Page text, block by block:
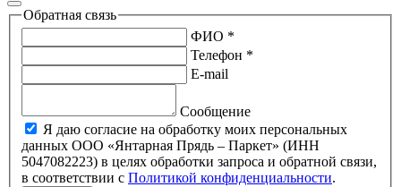
Обратная связь
ФИО *
Телефон *
E-mail
Сообщение
Я даю согласие на обработку моих персональных
данных ООО «Янтарная Прядь – Паркет» (ИНН
5047082223) в целях обработки запроса и обратной связи,
в соответствии с Политикой конфиденциальности.